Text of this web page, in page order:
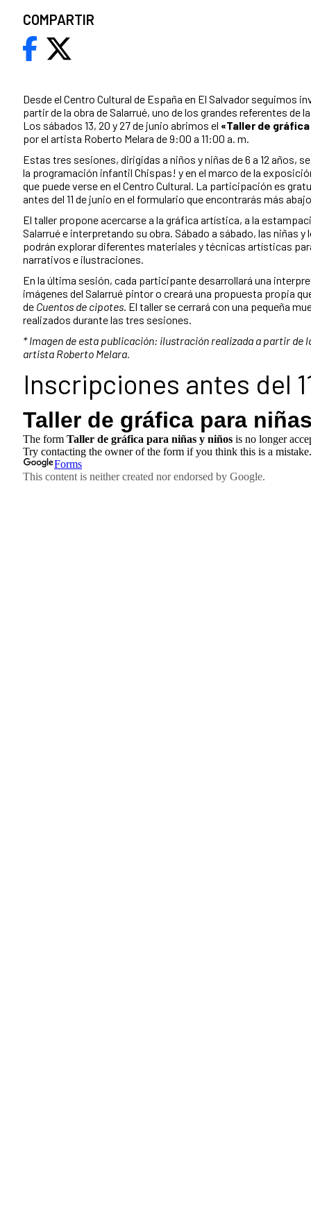
Desde el Centro Cultural de España en El Salvador seguimos
partir de la obra de Salarrué, uno de los grandes referentes de
Los sábados 13, 20 y 27 de junio abrimos el «Taller de
por el artista Roberto Melara de 9:00 a 11:00 a. m.
Estas tres sesiones, dirigidas a niños y niñas de 6 a 12 años,
la programación infantil Chispas! y en el marco de la
que puede verse en el Centro Cultural. La participación es
antes del 11 de junio en el formulario que encontrarás más
El taller propone acercarse a la gráfica artística, a la
Salarrué e interpretando su obra. Sábado a sábado, las niñas
podrán explorar diferentes materiales y técnicas artísticas
narrativos e ilustraciones.
En la última sesión, cada participante desarrollará una
imágenes del Salarrué pintor o creará una propuesta propia
de Cuentos de cipotes. El taller se cerrará con una pequeña
realizados durante las tres sesiones.
* Imagen de esta publicación: ilustración realizada a partir de
artista Roberto Melara.
Inscripciones antes del
COMPARTIR